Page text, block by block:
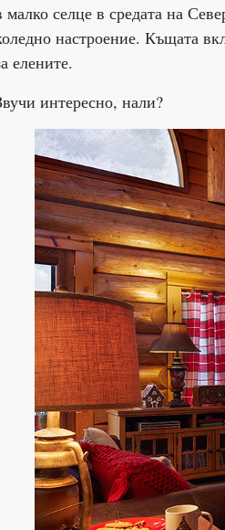
малко селце в средата на
настроение. Къщата
елените.
интересно, нали?